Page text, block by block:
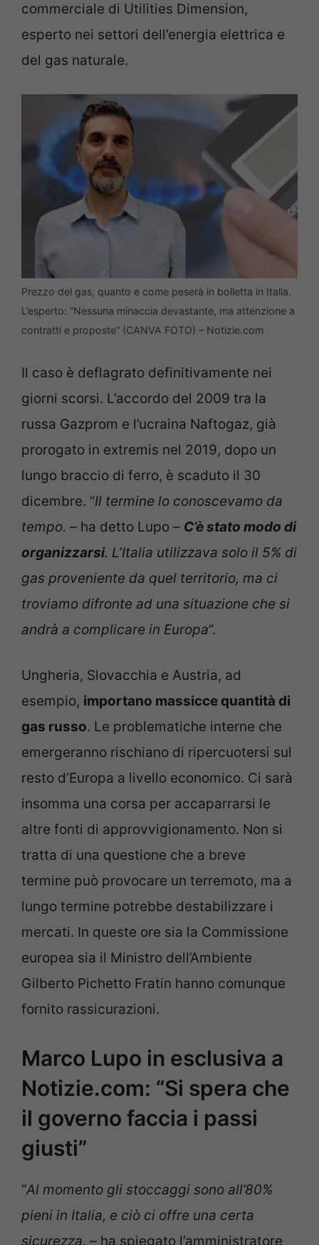
commerciale di Utilities Dimension,
esperto nei settori dell’energia elettrica e
del gas naturale.
Prezzo del gas, quanto e come peserà in bolletta in Italia.
L’esperto: “Nessuna minaccia devastante, ma attenzione a
contratti e proposte” (CANVA FOTO) – Notizie.com
Il caso è deflagrato definitivamente nei
giorni scorsi. L’accordo del 2009 tra la
russa Gazprom e l’ucraina Naftogaz, già
prorogato in extremis nel 2019, dopo un
lungo braccio di ferro, è scaduto il 30
dicembre. “Il termine lo conoscevamo da
tempo. – ha detto Lupo – C’è stato modo di
organizzarsi. L’Italia utilizzava solo il 5% di
gas proveniente da quel territorio, ma ci
troviamo difronte ad una situazione che si
andrà a complicare in Europa”.
Ungheria, Slovacchia e Austria, ad
esempio, importano massicce quantità di
gas russo. Le problematiche interne che
emergeranno rischiano di ripercuotersi sul
resto d’Europa a livello economico. Ci sarà
insomma una corsa per accaparrarsi le
altre fonti di approvvigionamento. Non si
tratta di una questione che a breve
termine può provocare un terremoto, ma a
lungo termine potrebbe destabilizzare i
mercati. In queste ore sia la Commissione
europea sia il Ministro dell’Ambiente
Gilberto Pichetto Fratin hanno comunque
fornito rassicurazioni.
Marco Lupo in esclusiva a
Notizie.com: “Si spera che
il governo faccia i passi
giusti”
“Al momento gli stoccaggi sono all’80%
pieni in Italia, e ciò ci offre una certa
sicurezza. – ha spiegato l’amministratore